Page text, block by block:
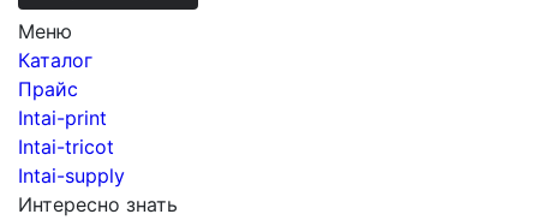
Меню
Каталог
Прайс
Intai-print
Intai-tricot
Intai-supply
Интересно знать